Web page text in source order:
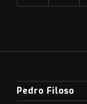
Pedro Filoso